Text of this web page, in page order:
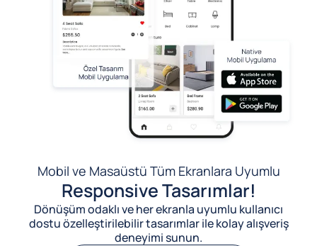
Mobil ve Masaüstü Tüm Ekranlara Uyumlu
Responsive Tasarımlar!
Dönüşüm odaklı ve her ekranla uyumlu kullanıcı
dostu özelleştirilebilir tasarımlar ile kolay alışveriş
deneyimi sunun.